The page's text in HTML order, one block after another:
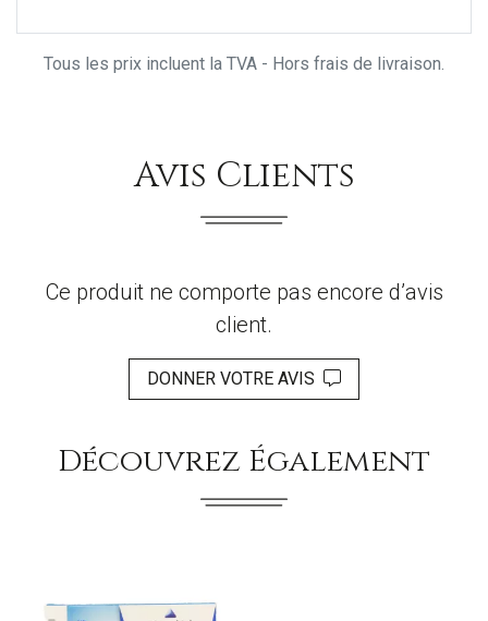
Tous les prix incluent la TVA - Hors frais de livraison.
Avis Clients
Ce produit ne comporte pas encore d’avis
client.
DONNER VOTRE AVIS
Découvrez Également